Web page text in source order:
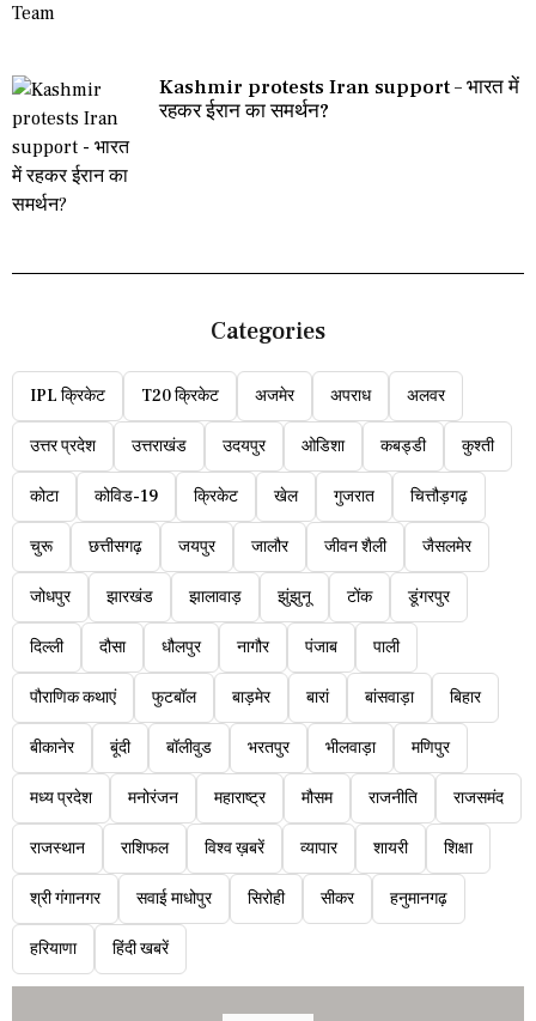
Kashmir protests Iran support – भारत में
रहकर ईरान का समर्थन?
Categories
IPL क्रिकेट T20 क्रिकेट अजमेर अपराध अलवर
उत्तर प्रदेश उत्तराखंड उदयपुर ओडिशा कबड्डी कुश्ती
कोटा कोविड-19 क्रिकेट खेल गुजरात चित्तौड़गढ़
चुरू छत्तीसगढ़ जयपुर जालौर जीवन शैली जैसलमेर
जोधपुर झारखंड झालावाड़ झुंझुनू टोंक डूंगरपुर
दिल्ली दौसा धौलपुर नागौर पंजाब पाली
पौराणिक कथाएं फुटबॉल बाड़मेर बारां बांसवाड़ा बिहार
बीकानेर बूंदी बॉलीवुड भरतपुर भीलवाड़ा मणिपुर
मध्य प्रदेश मनोरंजन महाराष्ट्र मौसम राजनीति राजसमंद
राजस्थान राशिफल विश्व ख़बरें व्यापार शायरी शिक्षा
श्री गंगानगर सवाई माधोपुर सिरोही सीकर हनुमानगढ़
हरियाणा हिंदी खबरें